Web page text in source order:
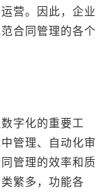
营。因此，企业
合同管理的各个
字化的重要工
管理、自动化审
管理的效率和质
繁多，功能各